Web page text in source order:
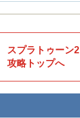
スプラトゥーン2
攻略トップへ